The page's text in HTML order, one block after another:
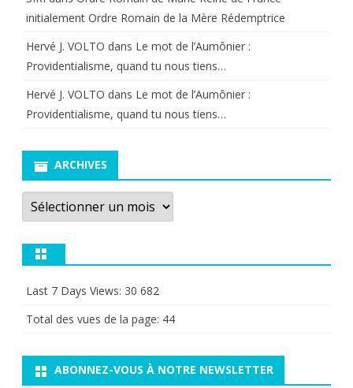
initialement Ordre Romain de la Mère Rédemptrice
Hervé J. VOLTO dans Le mot de l’Aumônier :
Providentialisme, quand tu nous tiens…
Hervé J. VOLTO dans Le mot de l’Aumônier :
Providentialisme, quand tu nous tiens…
ARCHIVES
Archives
Last 7 Days Views: 30 682
Total des vues de la page: 44
ABONNEZ-VOUS À NOTRE NEWSLETTER